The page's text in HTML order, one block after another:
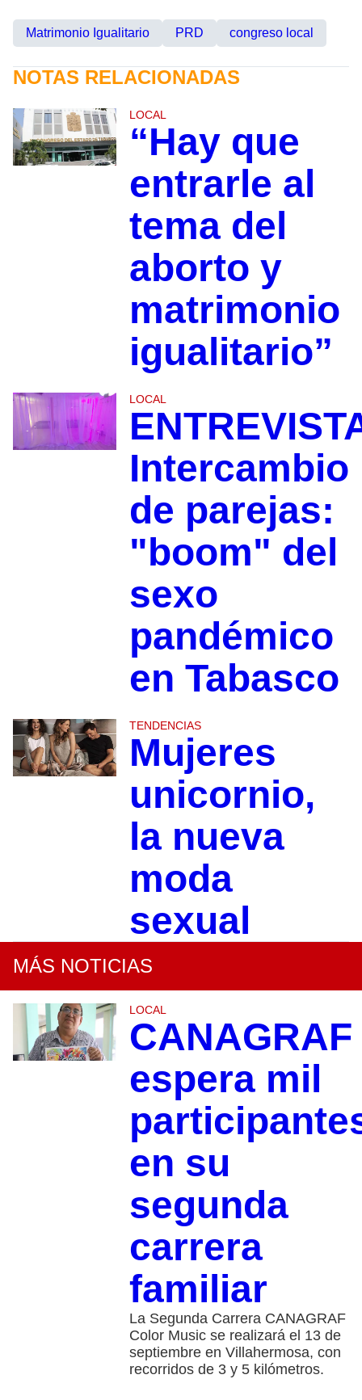
Matrimonio Igualitario PRD congreso local
NOTAS RELACIONADAS
LOCAL
“Hay que
entrarle al
tema del
aborto y
matrimonio
igualitario”
LOCAL
Intercambio
de parejas:
"boom" del
sexo
pandémico
en Tabasco
TENDENCIAS
Mujeres
unicornio,
la nueva
moda
sexual
MÁS NOTICIAS
LOCAL
CANAGRAF
espera mil
en su
segunda
carrera
familiar
La Segunda Carrera CANAGRAF
Color Music se realizará el 13 de
septiembre en Villahermosa, con
recorridos de 3 y 5 kilómetros.